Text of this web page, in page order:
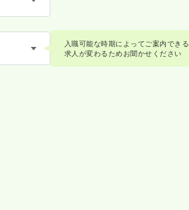
入職可能な時期によってご案内できる
求人が変わるためお聞かせください